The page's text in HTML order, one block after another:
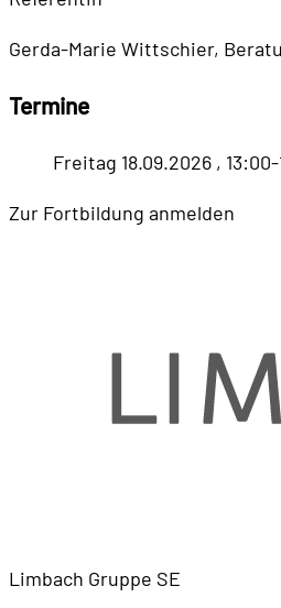
Gerda-Marie Wittschier,
Termine
Freitag 18.09.2026 ,
Zur Fortbildung anmelden
Limbach Gruppe SE